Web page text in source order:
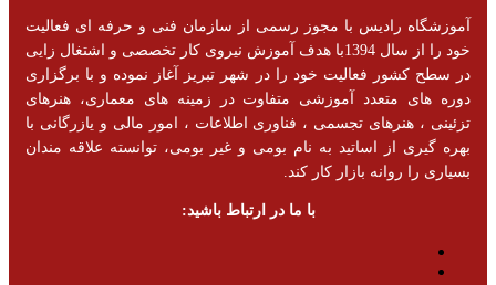
آموزشگاه رادیس با مجوز رسمی از سازمان فنی و حرفه ای فعالیت
خود را از سال 1394با هدف آموزش نیروی کار تخصصی و اشتغال زایی
در سطح کشور فعالیت خود را در شهر تبریز آغاز نموده و با برگزاری
دوره های متعدد آموزشی متفاوت در زمینه های معماری، هنرهای
تزئینی ، هنرهای تجسمی ، فناوری اطلاعات ، امور مالی و یازرگانی با
بهره گیری از اساتید به نام بومی و غیر بومی، توانسته علاقه مندان
بسیاری را روانه بازار کار کند.
با ما در ارتباط باشید: